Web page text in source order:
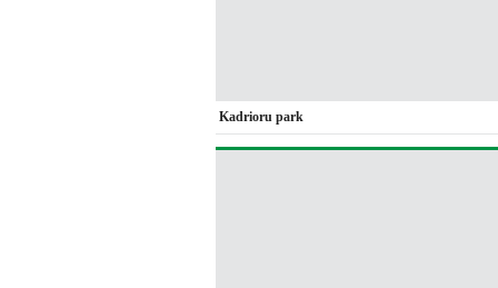
Kadrioru park